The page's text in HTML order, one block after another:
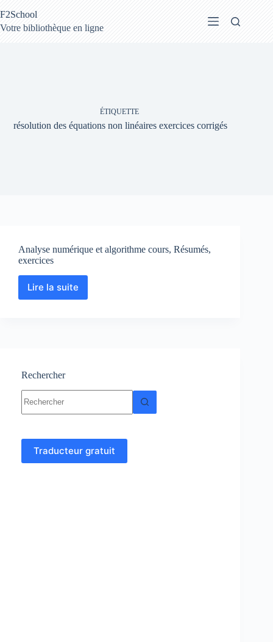
au
contenu
F2School
Votre bibliothèque en ligne
ÉTIQUETTE
résolution des équations non linéaires exercices corrigés
Analyse numérique et algorithme cours, Résumés,
exercices
Lire la suite
Analyse
Rechercher
résultat
Traducteur gratuit